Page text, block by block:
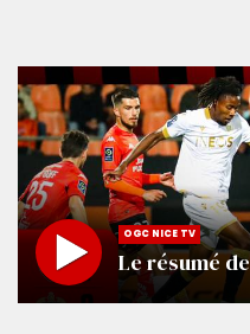
OGC NICE TV
Le résumé